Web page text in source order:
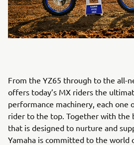
From the YZ65 through to the all-
offers today’s MX riders the
performance machinery, each
rider to the top. Together with the
that is designed to nurture and
Yamaha is committed to the world